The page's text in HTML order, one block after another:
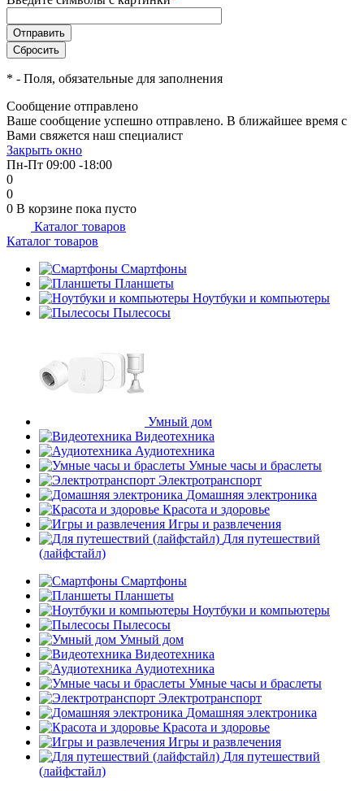
* - Поля, обязательные для заполнения
Сообщение отправлено
Ваше сообщение успешно отправлено. В ближайшее время с
Вами свяжется наш специалист
Закрыть окно
Пн-Пт 09:00 -18:00
0
0
0 В корзине пока пусто
Каталог товаров
Каталог товаров
Смартфоны
Планшеты
Ноутбуки и компьютеры
Пылесосы
Умный дом
Видеотехника
Аудиотехника
Умные часы и браслеты
Электротранспорт
Домашняя электроника
Красота и здоровье
Игры и развлечения
Для путешествий
(лайфстайл)
Смартфоны
Планшеты
Ноутбуки и компьютеры
Пылесосы
Умный дом
Видеотехника
Аудиотехника
Умные часы и браслеты
Электротранспорт
Домашняя электроника
Красота и здоровье
Игры и развлечения
Для путешествий
(лайфстайл)
Оставшиеся75% будут
списыватьсяс вашей карты
по
Подробнее
об оплате Плайтом
недели
раз в 2 недели
plait.ru